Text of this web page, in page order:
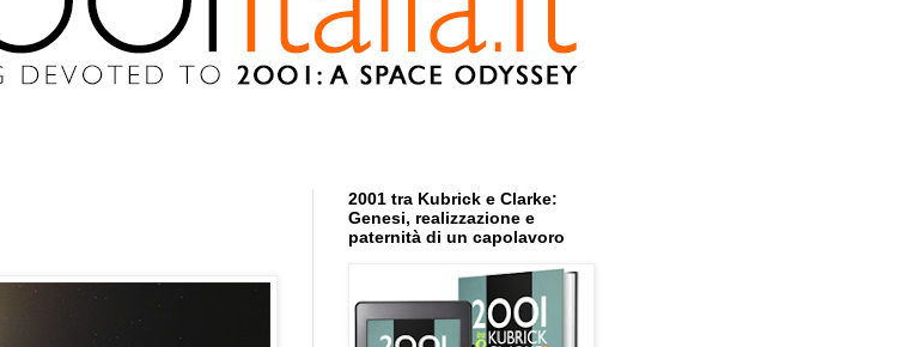
2001 tra Kubrick e Clarke:
Genesi, realizzazione e
paternità di un capolavoro